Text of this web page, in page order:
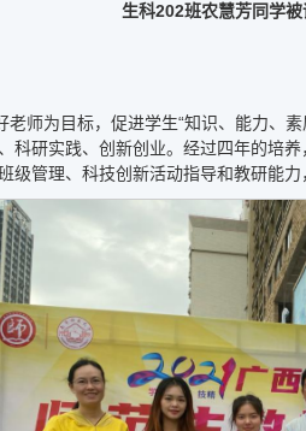
生科202班农慧芳同学
师为目标，促进学生“知识、能力
科研实践、创新创业。经过四年的培
管理、科技创新活动指导和教研能